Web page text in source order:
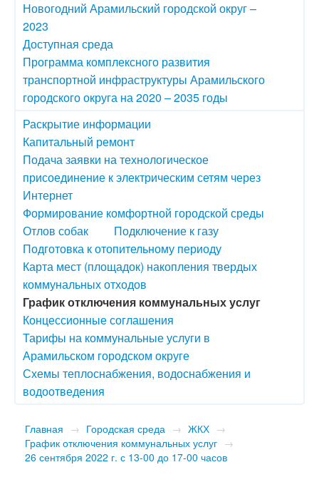
Новогодний Арамильский городской округ –
2023
Доступная среда
Программа комплексного развития
транспортной инфраструктуры Арамильского
городского округа на 2020 – 2035 годы
Раскрытие информации
Капитальный ремонт
Подача заявки на технологическое
присоединение к электрическим сетям через
Интернет
Формирование комфортной городской среды
Отлов собак
Подключение к газу
Подготовка к отопительному периоду
Карта мест (площадок) накопления твердых
коммунальных отходов
График отключения коммунальных услуг
Концессионные соглашения
Тарифы на коммунальные услуги в
Арамильском городском округе
Схемы теплоснабжения, водоснабжения и
водоотведения
Главная → Городская среда → ЖКХ →
График отключения коммунальных услуг →
​26 сентября 2022 г. с 13-00 до 17-00 часов